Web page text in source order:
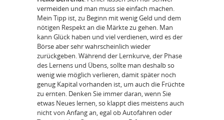
vermeiden und man muss sie einfach machen.
Mein Tipp ist, zu Beginn mit wenig Geld und dem
nötigen Respekt an die Märkte zu gehen. Man
kann Glück haben und viel verdienen, wird es der
Börse aber sehr wahrscheinlich wieder
zurückgeben. Während der Lernkurve, der Phase
des Lernens und Übens, sollte man deshalb so
wenig wie möglich verlieren, damit später noch
genug Kapital vorhanden ist, um auch die Früchte
zu ernten. Denken Sie immer daran, wenn Sie
etwas Neues lernen, so klappt dies meistens auch
nicht von Anfang an, egal ob Autofahren oder